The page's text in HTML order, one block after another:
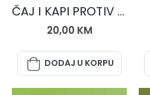
ČAJ I KAPI PROTIV HELIKOBAKTERIJE
20,00 KM
DODAJ U KORPU